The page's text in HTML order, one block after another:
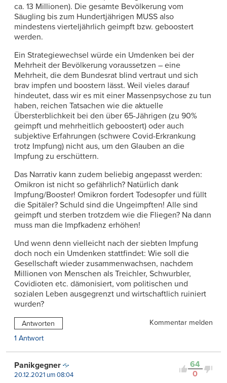
ca. 13 Millionen). Die gesamte Bevölkerung vom
Säugling bis zum Hundertjährigen MUSS also
mindestens vierteljährlich geimpft bzw. geboostert
werden.
Ein Strategiewechsel würde ein Umdenken bei der
Mehrheit der Bevölkerung voraussetzen – eine
Mehrheit, die dem Bundesrat blind vertraut und sich
brav impfen und boostern lässt. Weil vieles darauf
hindeutet, dass wir es mit einer Massenpsychose zu tun
haben, reichen Tatsachen wie die aktuelle
Übersterblichkeit bei den über 65-Jährigen (zu 90%
geimpft und mehrheitlich geboostert) oder auch
subjektive Erfahrungen (schwere Covid-Erkrankung
trotz Impfung) nicht aus, um den Glauben an die
Impfung zu erschüttern.
Das Narrativ kann zudem beliebig angepasst werden:
Omikron ist nicht so gefährlich? Natürlich dank
Impfung/Booster! Omikron fordert Todesopfer und füllt
die Spitäler? Schuld sind die Ungeimpften! Alle sind
geimpft und sterben trotzdem wie die Fliegen? Na dann
muss man die Impfkadenz erhöhen!
Und wenn denn vielleicht nach der siebten Impfung
doch noch ein Umdenken stattfindet: Wie soll die
Gesellschaft wieder zusammenwachsen, nachdem
Millionen von Menschen als Treichler, Schwurbler,
Covidioten etc. dämonisiert, vom politischen und
sozialen Leben ausgegrenzt und wirtschaftlich ruiniert
wurden?
Antworten
Kommentar melden
1 Antwort
64
0
Panikgegner
20.12.2021 um 08:04